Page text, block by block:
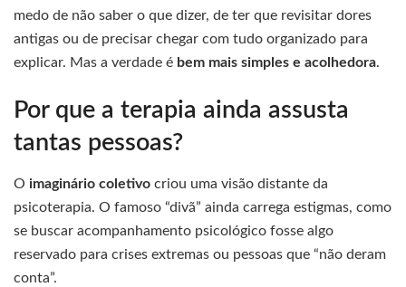
medo de não saber o que dizer, de ter que revisitar dores
antigas ou de precisar chegar com tudo organizado para
explicar. Mas a verdade é bem mais simples e acolhedora.
Por que a terapia ainda assusta
tantas pessoas?
O imaginário coletivo criou uma visão distante da
psicoterapia. O famoso “divã” ainda carrega estigmas, como
se buscar acompanhamento psicológico fosse algo
reservado para crises extremas ou pessoas que “não deram
conta”.